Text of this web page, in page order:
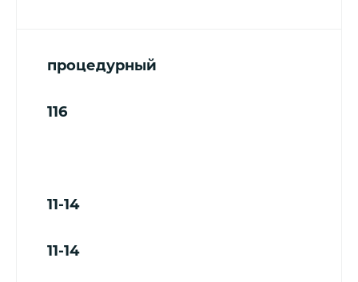
процедурный
116
11-14
11-14